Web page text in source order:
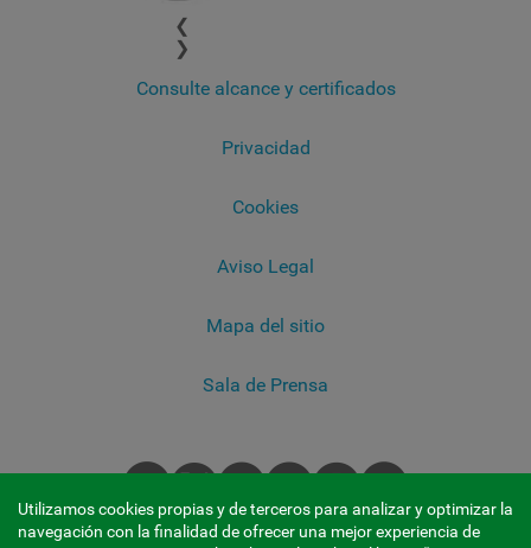
❮
❯
Consulte alcance y certificados
Privacidad
Cookies
Aviso Legal
Mapa del sitio
Sala de Prensa
Utilizamos cookies propias y de terceros para analizar y optimizar la
navegación con la finalidad de ofrecer una mejor experiencia de